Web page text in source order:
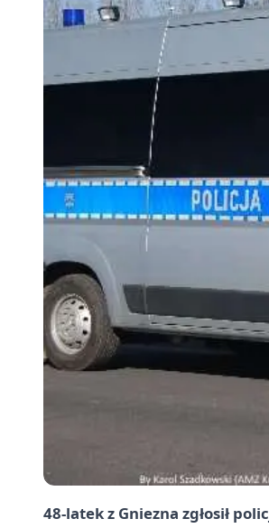
48-latek z Gniezna zgłosił